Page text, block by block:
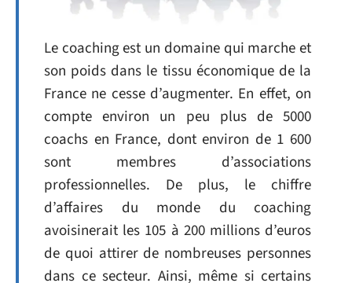
Le coaching est un domaine qui marche et
son poids dans le tissu économique de la
France ne cesse d’augmenter. En effet, on
compte environ un peu plus de 5000
coachs en France, dont environ de 1 600
sont membres d’associations
professionnelles. De plus, le chiffre
d’affaires du monde du coaching
avoisinerait les 105 à 200 millions d’euros
de quoi attirer de nombreuses personnes
dans ce secteur. Ainsi, même si certains